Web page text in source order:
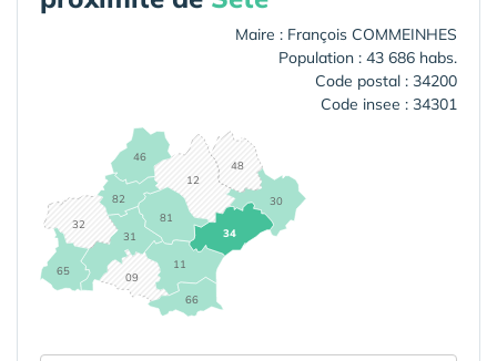
Maire : François COMMEINHES
Population : 43 686 habs.
Code postal : 34200
Code insee : 34301
09
11
12
30
31
32
34
46
48
65
66
81
82